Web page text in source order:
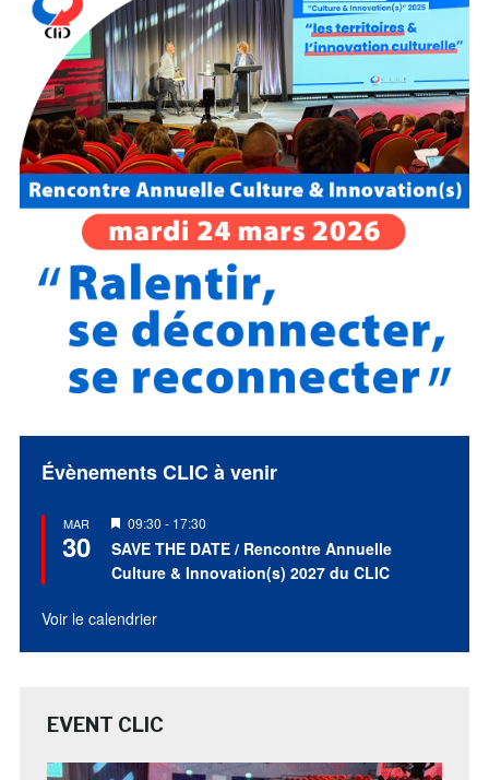
Évènements CLIC à venir
MAR
30
Mis
en
avant
09:30 - 17:30
SAVE THE DATE / Rencontre Annuelle
Culture & Innovation(s) 2027 du CLIC
Voir le calendrier
EVENT CLIC